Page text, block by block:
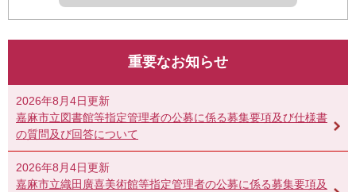
重要なお知らせ
2026年8月4日更新
嘉麻市立図書館等指定管理者の公募に係る募集要項及び仕様書
の質問及び回答について
2026年8月4日更新
嘉麻市立織田廣喜美術館等指定管理者の公募に係る募集要項及